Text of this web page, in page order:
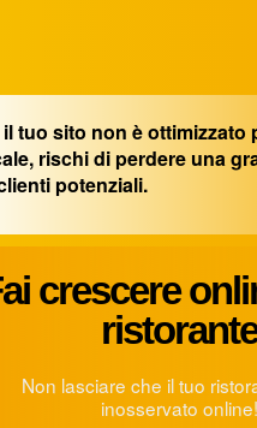
tuo sito non è ottimizzato
rischi di perdere una
potenziali.
crescere
ristorante
Non lasciare che il tuo
inosservato online!